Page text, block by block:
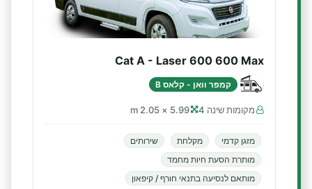
Cat A - Laser 600 600 Max
קמפר וואן - קלאס B
מקומות שינה 4 5.99 × 2.05 m
מזגן קדמי מקלחת
שירותים
מותרת הסעת חיות מחמד
מותאם לנסיעה בתנאי חורף / קיפאון